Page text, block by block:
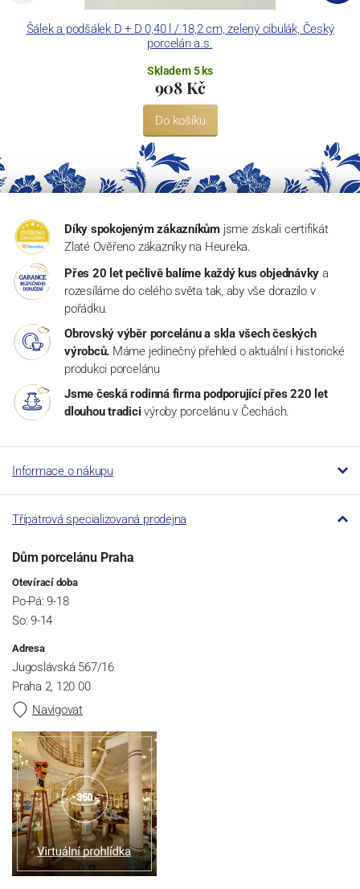
Šálek a podšálek D + D 0,40 l / 18,2 cm, zelený cibulák, Český
porcelán a.s.
Skladem 5 ks
908 Kč
Do košíku
Díky spokojeným zákazníkům jsme získali certifikát
Zlaté Ověřeno zákazníky na Heureka.
Přes 20 let pečlivě balíme každý kus objednávky a
rozesíláme do celého světa tak, aby vše dorazilo v
pořádku.
Obrovský výběr porcelánu a skla všech českých
výrobců. Máme jedinečný přehled o aktuální i historické
produkci porcelánu
Jsme česká rodinná firma podporující přes 220 let
dlouhou tradici výroby porcelánu v Čechách.
Informace o nákupu
Třípatrová specializovaná prodejna
Dům porcelánu Praha
Otevírací doba
Po-Pá: 9-18
So: 9-14
Adresa
Jugoslávská 567/16
Praha 2, 120 00
Navigovat